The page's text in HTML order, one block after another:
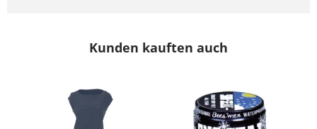
Kunden kauften auch